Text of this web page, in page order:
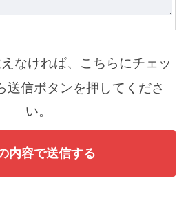
なければ、こちらにチェッ
送信ボタンを押してくださ
い。